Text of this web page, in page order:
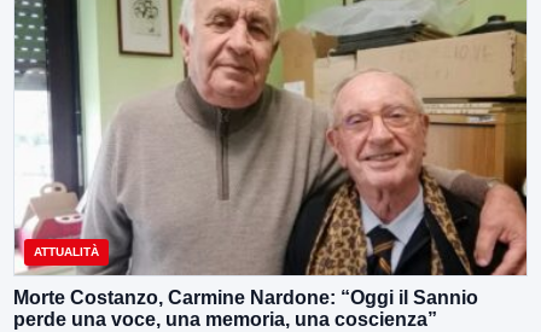
ATTUALITÀ
Morte Costanzo, Carmine Nardone: “Oggi il Sannio
perde una voce, una memoria, una coscienza”